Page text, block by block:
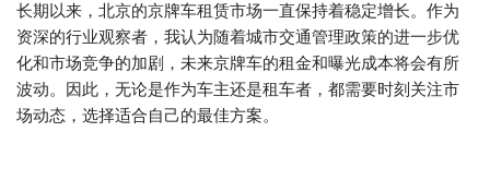
长期以来，北京的京牌车租赁市场一直保持着稳定增长。作为
资深的行业观察者，我认为随着城市交通管理政策的进一步优
化和市场竞争的加剧，未来京牌车的租金和曝光成本将会有所
波动。因此，无论是作为车主还是租车者，都需要时刻关注市
场动态，选择适合自己的最佳方案。